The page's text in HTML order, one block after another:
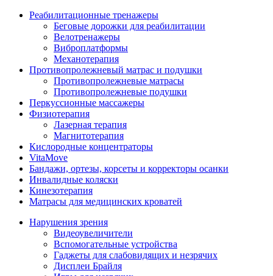
Реабилитационные тренажеры
Беговые дорожки для реабилитации
Велотренажеры
Виброплатформы
Механотерапия
Противопролежневый матрас и подушки
Противопролежневые матрасы
Противопролежневые подушки
Перкуссионные массажеры
Физиотерапия
Лазерная терапия
Магнитотерапия
Кислородные концентраторы
VitaMove
Бандажи, ортезы, корсеты и корректоры осанки
Инвалидные коляски
Кинезотерапия
Матрасы для медицинских кроватей
Нарушения зрения
Видеоувеличители
Вспомогательные устройства
Гаджеты для слабовидящих и незрячих
Дисплеи Брайля